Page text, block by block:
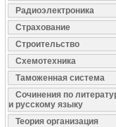
Радиоэлектроника
Страхование
Строительство
Схемотехника
Таможенная система
Сочинения по
и русскому языку
Теория организация